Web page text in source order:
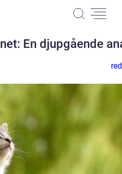
En djupgående